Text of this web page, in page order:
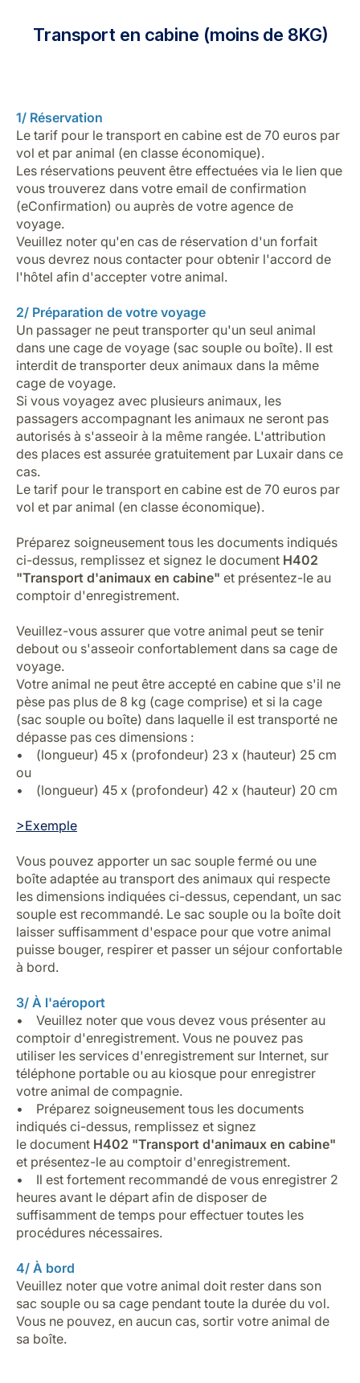
Transport en cabine (moins de 8KG)
1/ Réservation
Le tarif pour le transport en cabine est de 70 euros par
vol et par animal (en classe économique).
Les réservations peuvent être effectuées via le lien que
vous trouverez dans votre email de confirmation
(eConfirmation) ou auprès de votre agence de
voyage.
Veuillez noter qu'en cas de réservation d'un forfait
vous devrez nous contacter pour obtenir l'accord de
l'hôtel afin d'accepter votre animal.
2/ Préparation de votre voyage
Un passager ne peut transporter qu'un seul animal
dans une cage de voyage (sac souple ou boîte). Il est
interdit de transporter deux animaux dans la même
cage de voyage.
Si vous voyagez avec plusieurs animaux, les
passagers accompagnant les animaux ne seront pas
autorisés à s'asseoir à la même rangée. L'attribution
des places est assurée gratuitement par Luxair dans ce
cas.
Le tarif pour le transport en cabine est de 70 euros par
vol et par animal (en classe économique).
Préparez soigneusement tous les documents indiqués
ci-dessus, remplissez et signez le document H402
"Transport d'animaux en cabine" et présentez-le au
comptoir d'enregistrement.
Veuillez-vous assurer que votre animal peut se tenir
debout ou s'asseoir confortablement dans sa cage de
voyage.
Votre animal ne peut être accepté en cabine que s'il ne
pèse pas plus de 8 kg (cage comprise) et si la cage
(sac souple ou boîte) dans laquelle il est transporté ne
dépasse pas ces dimensions :
• (longueur) 45 x (profondeur) 23 x (hauteur) 25 cm
ou
• (longueur) 45 x (profondeur) 42 x (hauteur) 20 cm
>Exemple
Vous pouvez apporter un sac souple fermé ou une
boîte adaptée au transport des animaux qui respecte
les dimensions indiquées ci-dessus, cependant, un sac
souple est recommandé. Le sac souple ou la boîte doit
laisser suffisamment d'espace pour que votre animal
puisse bouger, respirer et passer un séjour confortable
à bord.
3/ À l'aéroport
• Veuillez noter que vous devez vous présenter au
comptoir d'enregistrement. Vous ne pouvez pas
utiliser les services d'enregistrement sur Internet, sur
téléphone portable ou au kiosque pour enregistrer
votre animal de compagnie.
• Préparez soigneusement tous les documents
indiqués ci-dessus, remplissez et signez
le document H402 "Transport d'animaux en cabine"
et présentez-le au comptoir d'enregistrement.
• Il est fortement recommandé de vous enregistrer 2
heures avant le départ afin de disposer de
suffisamment de temps pour effectuer toutes les
procédures nécessaires.
4/ À bord
Veuillez noter que votre animal doit rester dans son
sac souple ou sa cage pendant toute la durée du vol.
Vous ne pouvez, en aucun cas, sortir votre animal de
sa boîte.